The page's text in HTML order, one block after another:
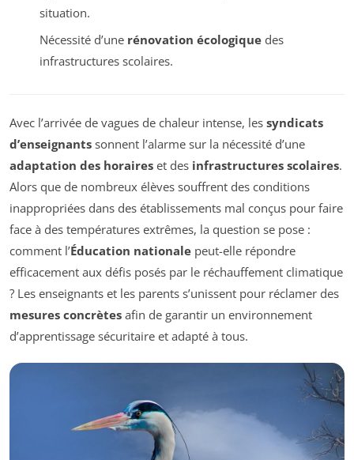
situation.
Nécessité d’une rénovation écologiquedes
infrastructures scolaires.
Avec l’arrivée de vagues de chaleur intense, les syndicats
d’enseignants sonnent l’alarme sur la nécessité d’une
adaptation des horaires et des infrastructures scolaires.
Alors que de nombreux élèves souffrent des conditions
inappropriées dans des établissements mal conçus pour faire
face à des températures extrêmes, la question se pose :
comment l’Éducation nationale peut-elle répondre
efficacement aux défis posés par le réchauffement climatique
? Les enseignants et les parents s’unissent pour réclamer des
mesures concrètes afin de garantir un environnement
d’apprentissage sécuritaire et adapté à tous.